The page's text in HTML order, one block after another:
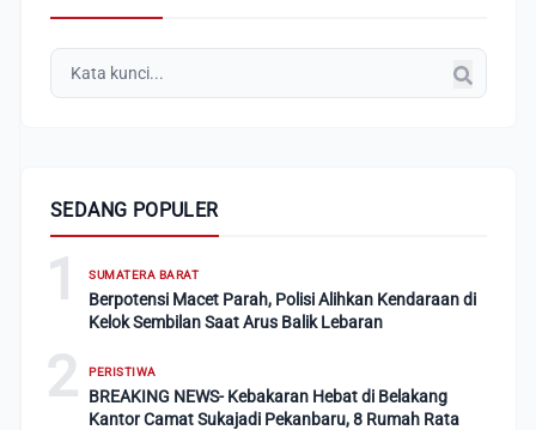
SEDANG POPULER
1 SUMATERA BARAT
Berpotensi Macet Parah, Polisi Alihkan Kendaraan di
Kelok Sembilan Saat Arus Balik Lebaran
2 PERISTIWA
BREAKING NEWS- Kebakaran Hebat di Belakang
Kantor Camat Sukajadi Pekanbaru, 8 Rumah Rata